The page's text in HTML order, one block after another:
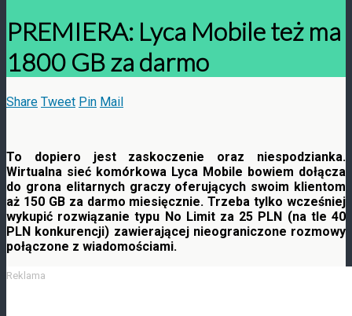
PREMIERA: Lyca Mobile też ma
1800 GB za darmo
Share Tweet Pin Mail
To dopiero jest zaskoczenie oraz niespodzianka.
Wirtualna sieć komórkowa Lyca Mobile bowiem dołącza
do grona elitarnych graczy oferujących swoim klientom
aż 150 GB za darmo miesięcznie. Trzeba tylko wcześniej
wykupić rozwiązanie typu No Limit za 25 PLN (na tle 40
PLN konkurencji) zawierającej nieograniczone rozmowy
połączone z wiadomościami.
Reklama